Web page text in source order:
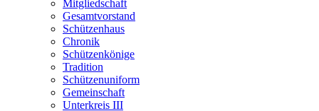
Mitgliedschaft
Gesamtvorstand
Schützenhaus
Chronik
Schützenkönige
Tradition
Schützenuniform
Gemeinschaft
Unterkreis III